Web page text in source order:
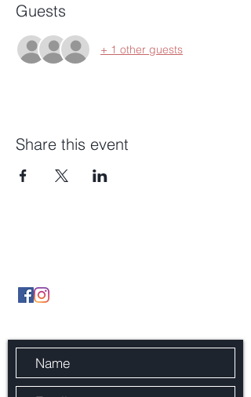
Guests
+ 1 other guests
Share this event